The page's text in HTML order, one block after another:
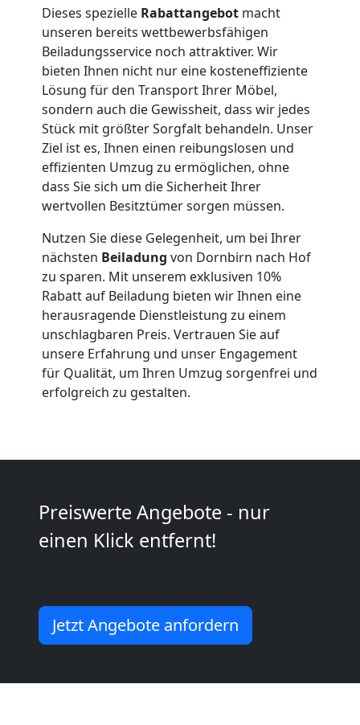
Dieses spezielle Rabattangebot macht
unseren bereits wettbewerbsfähigen
Beiladungsservice noch attraktiver. Wir
bieten Ihnen nicht nur eine kosteneffiziente
Lösung für den Transport Ihrer Möbel,
sondern auch die Gewissheit, dass wir jedes
Stück mit größter Sorgfalt behandeln. Unser
Ziel ist es, Ihnen einen reibungslosen und
effizienten Umzug zu ermöglichen, ohne
dass Sie sich um die Sicherheit Ihrer
wertvollen Besitztümer sorgen müssen.
Nutzen Sie diese Gelegenheit, um bei Ihrer
nächsten Beiladung von Dornbirn nach Hof
zu sparen. Mit unserem exklusiven 10%
Rabatt auf Beiladung bieten wir Ihnen eine
herausragende Dienstleistung zu einem
unschlagbaren Preis. Vertrauen Sie auf
unsere Erfahrung und unser Engagement
für Qualität, um Ihren Umzug sorgenfrei und
erfolgreich zu gestalten.
Preiswerte Angebote - nur
einen Klick entfernt!
Jetzt Angebote anfordern
Dornbirn
Qualitäts-
Umzüge
Dornbirn
Vereinsumzug
Dornbirn
Anfrage
Möbeltransport
International
National
Beiladung